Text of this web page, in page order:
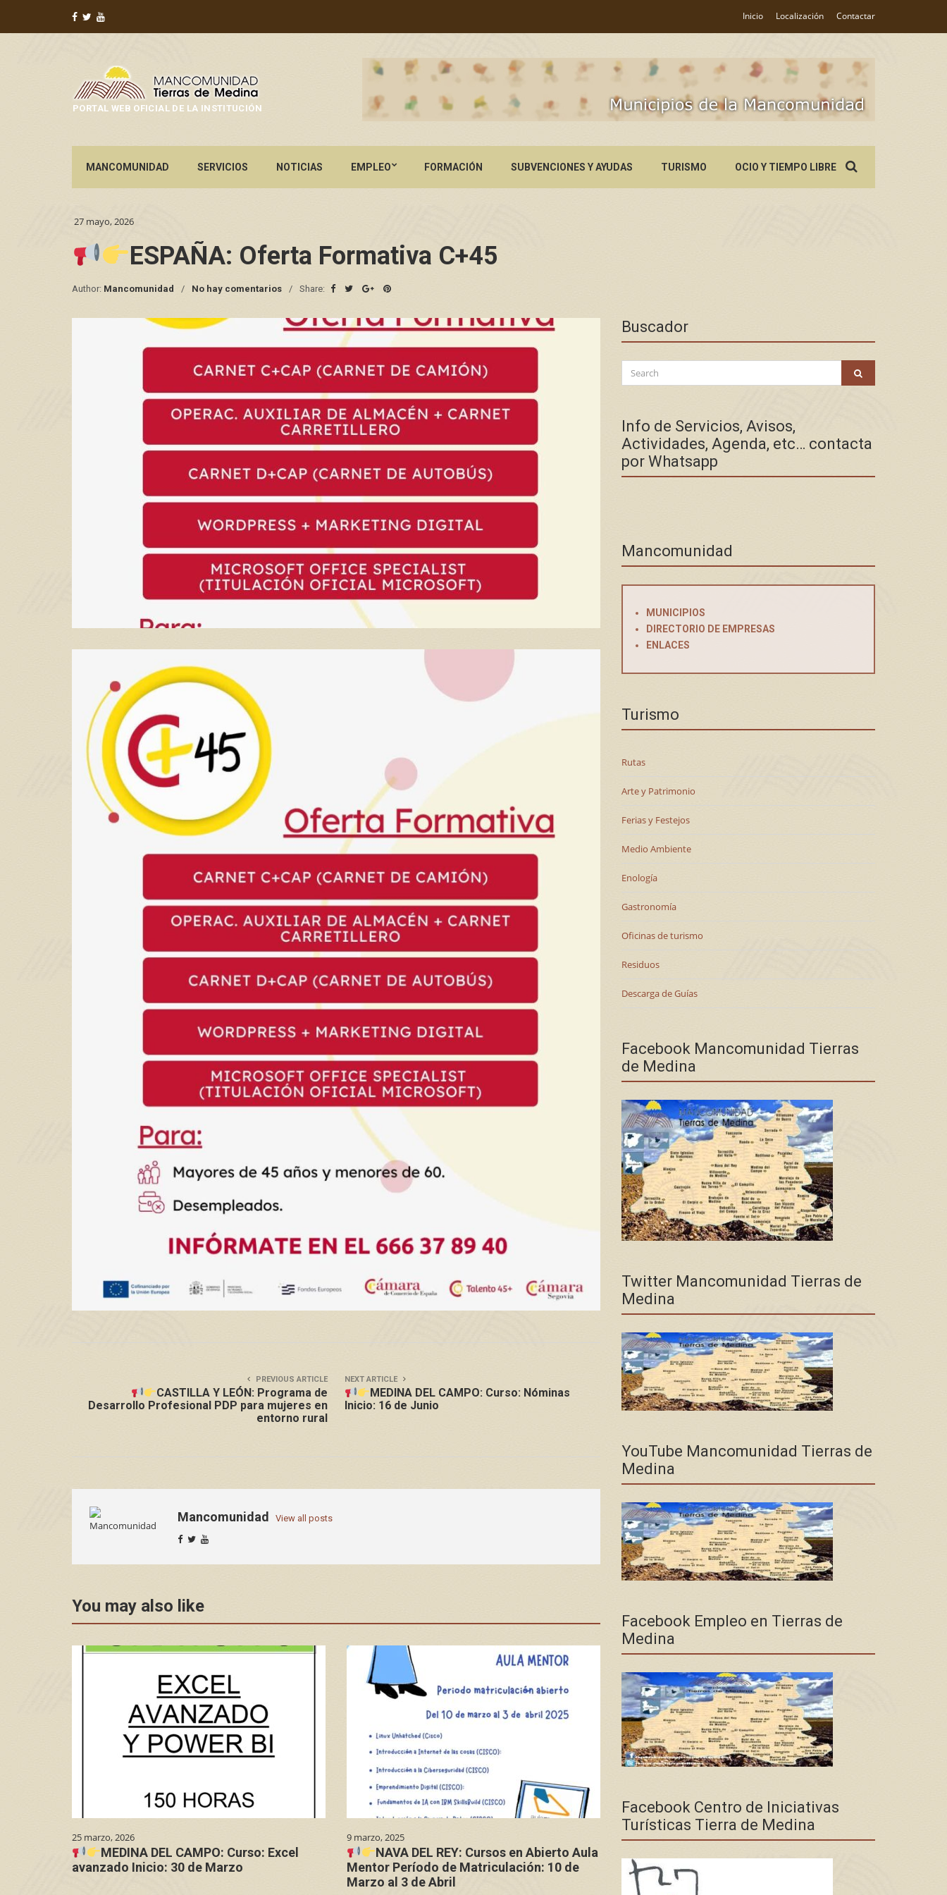
Inicio Localización Contactar
PORTAL WEB OFICIAL DE LA INSTITUCIÓN
MANCOMUNIDAD SERVICIOS NOTICIAS EMPLEO FORMACIÓN SUBVENCIONES Y AYUDAS TURISMO OCIO Y TIEMPO LIBREfor:
27 mayo, 2026
ESPAÑA: Oferta Formativa C+45
Author: Mancomunidad No hay comentarios Share:
PREVIOUS ARTICLE
CASTILLA Y LEÓN: Programa de
Desarrollo Profesional PDP para mujeres en
entorno rural
NEXT ARTICLE
MEDINA DEL CAMPO: Curso: Nóminas
Inicio: 16 de Junio
Mancomunidad View all posts
You may also like
25 marzo, 2026
MEDINA DEL CAMPO: Curso: Excel
avanzado Inicio: 30 de Marzo
9 marzo, 2025
NAVA DEL REY: Cursos en Abierto Aula
Mentor Período de Matriculación: 10 de
Marzo al 3 de Abril
Buscador
Search
for:
Info de Servicios, Avisos,
Actividades, Agenda, etc… contacta
por Whatsapp
Mancomunidad
MUNICIPIOS
DIRECTORIO DE EMPRESAS
ENLACES
Turismo
Rutas
Arte y Patrimonio
Ferias y Festejos
Medio Ambiente
Enología
Gastronomía
Oficinas de turismo
Residuos
Descarga de Guías
Facebook Mancomunidad Tierras
de Medina
Twitter Mancomunidad Tierras de
Medina
YouTube Mancomunidad Tierras de
Medina
Facebook Empleo en Tierras de
Medina
Facebook Centro de Iniciativas
Turísticas Tierra de Medina